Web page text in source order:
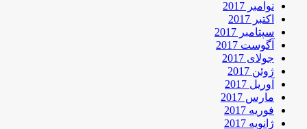
نوامبر 2017
اکتبر 2017
سپتامبر 2017
آگوست 2017
جولای 2017
ژوئن 2017
آوریل 2017
مارس 2017
فوریه 2017
ژانویه 2017